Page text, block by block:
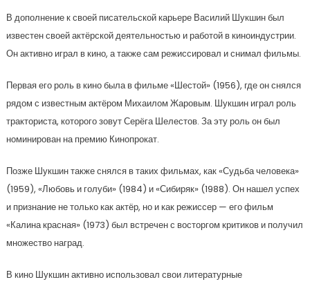
В дополнение к своей писательской карьере Василий Шукшин был
известен своей актёрской деятельностью и работой в киноиндустрии.
Он активно играл в кино, а также сам режиссировал и снимал фильмы.
Первая его роль в кино была в фильме «Шестой» (1956), где он снялся
рядом с известным актёром Михаилом Жаровым. Шукшин играл роль
тракториста, которого зовут Серёга Шелестов. За эту роль он был
номинирован на премию Кинопрокат.
Позже Шукшин также снялся в таких фильмах, как «Судьба человека»
(1959), «Любовь и голуби» (1984) и «Сибиряк» (1988). Он нашел успех
и признание не только как актёр, но и как режиссер — его фильм
«Калина красная» (1973) был встречен с восторгом критиков и получил
множество наград.
В кино Шукшин активно использовал свои литературные